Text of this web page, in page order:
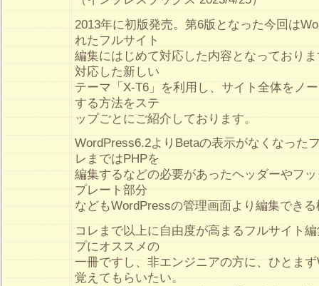
2013年に初版発売。第6版となった今回は
れたフルサイト
編集にはじめて対応した内容となっており
対応した新しい
テーマ「X-T6」を利用し、サイト全体をノ
する方法をステ
ップごとにご紹介しております。
WordPress6.2よりBetaの表示がなくなった
レまではPHPを
編集するなどの必要があったヘッダーやフ
プレート部分
などもWordPressの管理画面より編集でき
コレまで以上に自由度が高まるフルサイト
プにオススメの
一冊ですし、非エンジニアの方に、ひとま
覚えてもらいたい。